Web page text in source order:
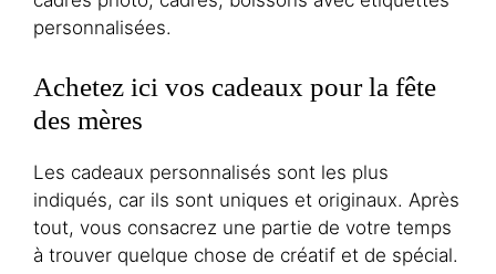
personnalisées.
Achetez ici vos cadeaux pour la fête
des mères
Les cadeaux personnalisés sont les plus
indiqués, car ils sont uniques et originaux. Après
tout, vous consacrez une partie de votre temps
à trouver quelque chose de créatif et de spécial.